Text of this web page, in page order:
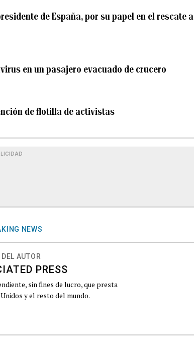
de España, por su papel en el rescate a
en un pasajero evacuado de crucero
de flotilla de activistas
NEWS
AUTOR
PRESS
sin fines de lucro, que presta
y el resto del mundo.